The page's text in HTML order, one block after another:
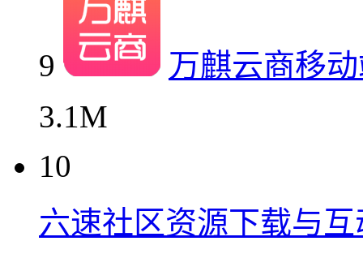
9
万麒云商移
3.1M
10
六速社区资源下载与